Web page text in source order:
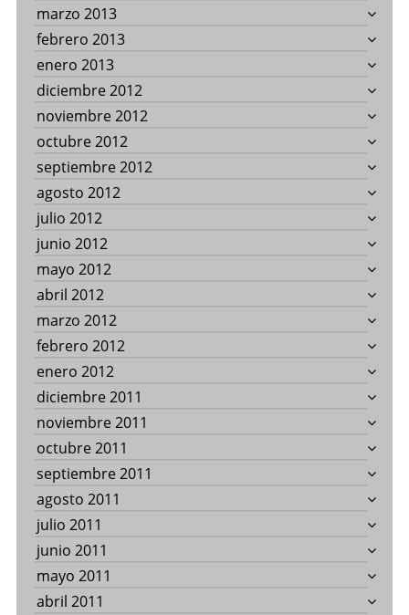
marzo 2013
febrero 2013
enero 2013
diciembre 2012
noviembre 2012
octubre 2012
septiembre 2012
agosto 2012
julio 2012
junio 2012
mayo 2012
abril 2012
marzo 2012
febrero 2012
enero 2012
diciembre 2011
noviembre 2011
octubre 2011
septiembre 2011
agosto 2011
julio 2011
junio 2011
mayo 2011
abril 2011